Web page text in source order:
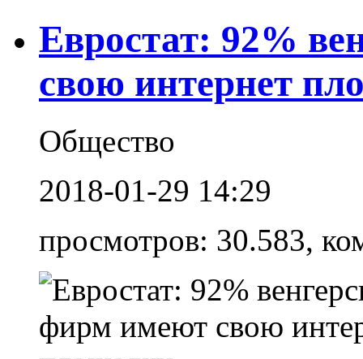
Евростат: 92%
свою интернет
Общество
2018-01-29 14:29
просмотров: 30.583,